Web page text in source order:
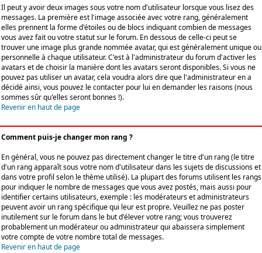
Il peut y avoir deux images sous votre nom d'utilisateur lorsque vous lisez des
messages. La première est l'image associée avec votre rang, généralement
elles prennent la forme d'étoiles ou de blocs indiquant combien de messages
vous avez fait ou votre statut sur le forum. En dessous de celle-ci peut se
trouver une image plus grande nommée avatar, qui est généralement unique ou
personnelle à chaque utilisateur. C'est à l'administrateur du forum d'activer les
avatars et de choisir la manière dont les avatars seront disponibles. Si vous ne
pouvez pas utiliser un avatar, cela voudra alors dire que l'administrateur en a
décidé ainsi, vous pouvez le contacter pour lui en demander les raisons (nous
sommes sûr qu'elles seront bonnes !).
Revenir en haut de page
Comment puis-je changer mon rang ?
En général, vous ne pouvez pas directement changer le titre d'un rang (le titre
d'un rang apparaît sous votre nom d'utilisateur dans les sujets de discussions et
dans votre profil selon le thème utilisé). La plupart des forums utilisent les rangs
pour indiquer le nombre de messages que vous avez postés, mais aussi pour
identifier certains utilisateurs, exemple : les modérateurs et administrateurs
peuvent avoir un rang spécifique qui leur est propre. Veuillez ne pas poster
inutilement sur le forum dans le but d'élever votre rang; vous trouverez
probablement un modérateur ou administrateur qui abaissera simplement
votre compte de votre nombre total de messages.
Revenir en haut de page